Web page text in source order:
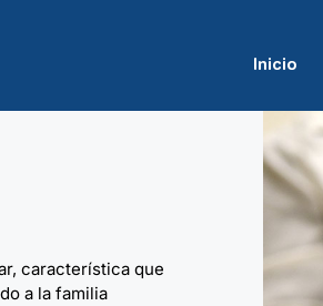
Inicio
característica que
a la familia